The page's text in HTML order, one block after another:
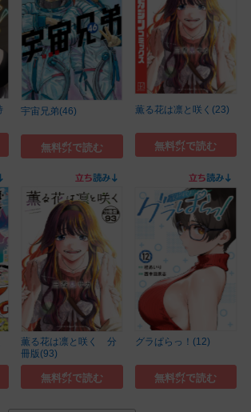
宇宙兄弟(46)
無料㌽で読む
薫る花は凛と咲く(23)
無料㌽で読む
薫る花は凛と咲く 分
冊版(93)
無料㌽で読む
グラぱらっ！(12)
無料㌽で読む